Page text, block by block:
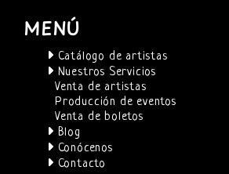
MENÚ
Catálogo de artistas
Nuestros Servicios
Venta de artistas
Producción de eventos
Venta de boletos
Blog
Conócenos
Contacto